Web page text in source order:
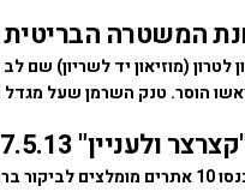
המשטרה
לטרון (מוזיאון יד לשריון)
הוסר. טנק השרמן שעל מגדל
ולעניין" 17.5.13
הארץ